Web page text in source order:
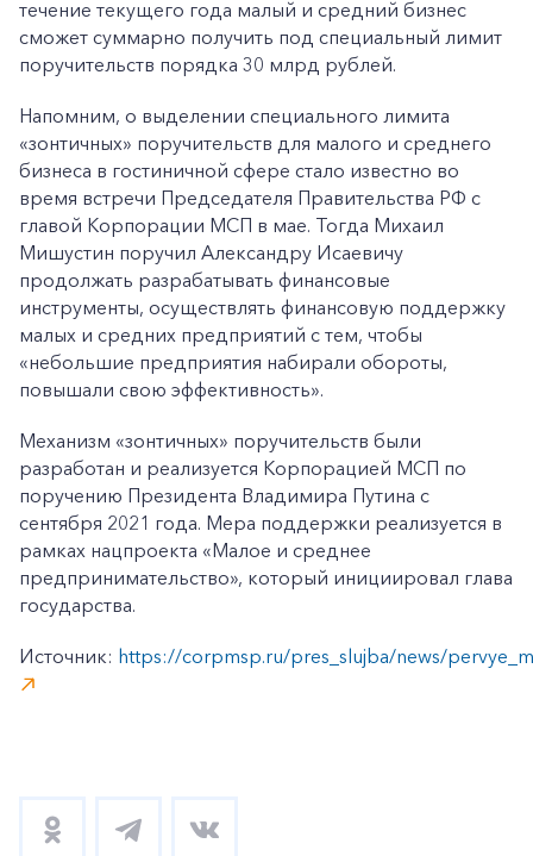
течение текущего года малый и средний бизнес
сможет суммарно получить под специальный лимит
поручительств порядка 30 млрд рублей.
Напомним, о выделении специального лимита
«зонтичных» поручительств для малого и среднего
бизнеса в гостиничной сфере стало известно во
время встречи Председателя Правительства РФ с
главой Корпорации МСП в мае. Тогда Михаил
Мишустин поручил Александру Исаевичу
продолжать разрабатывать финансовые
инструменты, осуществлять финансовую поддержку
малых и средних предприятий с тем, чтобы
«небольшие предприятия набирали обороты,
повышали свою эффективность».
Механизм «зонтичных» поручительств были
разработан и реализуется Корпорацией МСП по
поручению Президента Владимира Путина с
сентября 2021 года. Мера поддержки реализуется в
рамках нацпроекта «Малое и среднее
предпринимательство», который инициировал глава
государства.
Источник: https://corpmsp.ru/pres_slujba/news/